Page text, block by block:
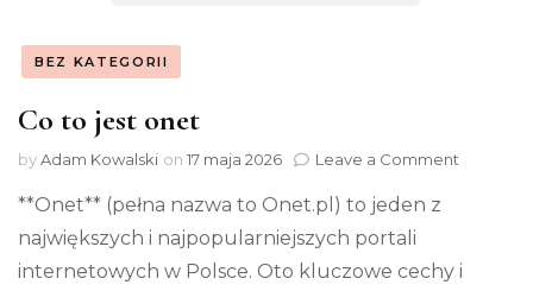
BEZ KATEGORII
Co to jest onet
byAdam Kowalski on 17 maja 2026 Leave a Comment
**Onet** (pełna nazwa to Onet.pl) to jeden z
największych i najpopularniejszych portali
internetowych w Polsce. Oto kluczowe cechy i